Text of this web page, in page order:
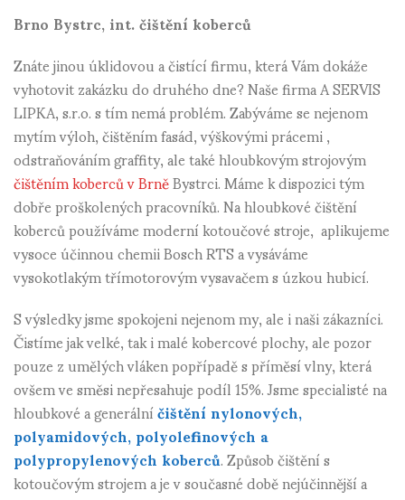
Brno Bystrc, int. čištění koberců
Znáte jinou úklidovou a čistící firmu, která Vám dokáže
vyhotovit zakázku do druhého dne? Naše firma A SERVIS
LIPKA, s.r.o. s tím nemá problém. Zabýváme se nejenom
mytím výloh, čištěním fasád, výškovými prácemi ,
odstraňováním graffity, ale také hloubkovým strojovým
čištěním koberců v BrněBystrci. Máme k dispozici tým
dobře proškolených pracovníků. Na hloubkové čištění
koberců používáme moderní kotoučové stroje, aplikujeme
vysoce účinnou chemii Bosch RTS a vysáváme
vysokotlakým třímotorovým vysavačem s úzkou hubicí.
S výsledky jsme spokojeni nejenom my, ale i naši zákazníci.
Čistíme jak velké, tak i malé kobercové plochy, ale pozor
pouze z umělých vláken popřípadě s příměsí vlny, která
ovšem ve směsi nepřesahuje podíl 15%. Jsme specialisté na
hloubkové a generálníčištění nylonových,
polyamidových, polyolefinových a
polypropylenových koberců. Způsob čištění s
kotoučovým strojem a je v současné době nejúčinnější a